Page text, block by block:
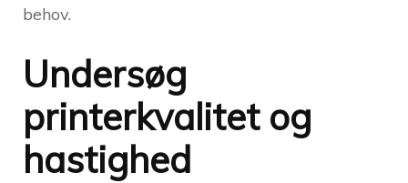
behov.
Undersøg
printerkvalitet og
hastighed